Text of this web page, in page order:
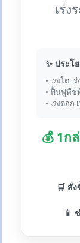
เร่ง
✨ ประโ
• เร่งโต เ
• ฟื้นฟูพืช
• เร่งดอ
💰 1ก
🛒 สั่
📱